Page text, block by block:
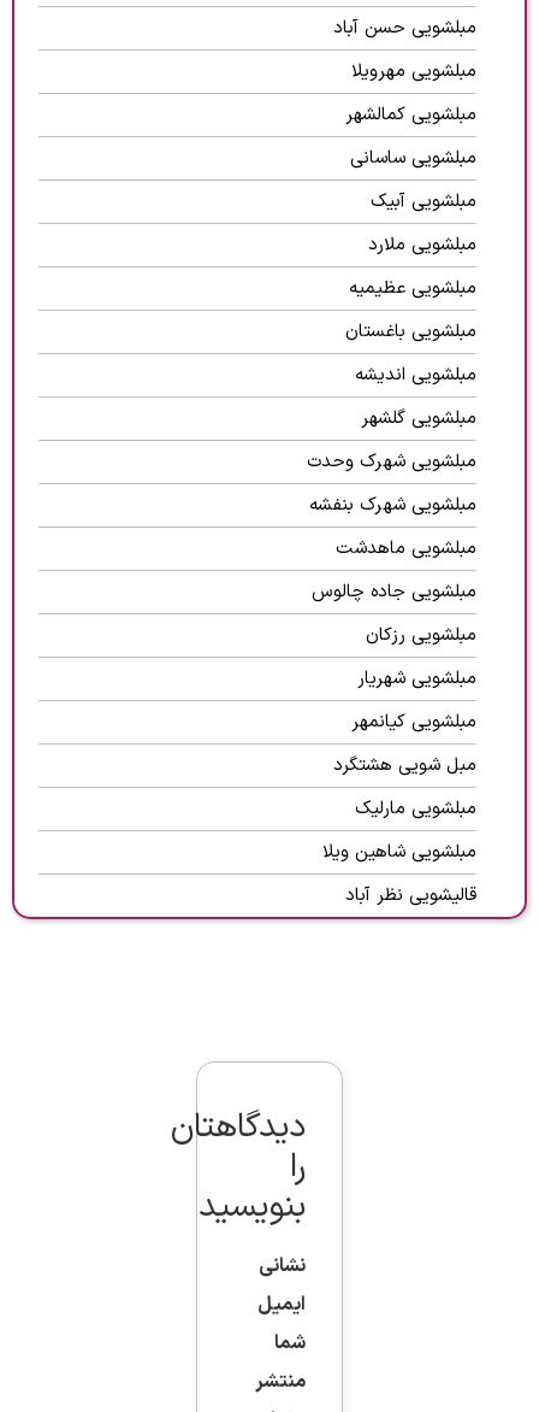
مبلشویی حسن آباد
مبلشویی مهرویلا
مبلشویی کمالشهر
مبلشویی ساسانی
مبلشویی آبیک
مبلشویی ملارد
مبلشویی عظیمیه
مبلشویی باغستان
مبلشویی اندیشه
مبلشویی گلشهر
مبلشویی شهرک وحدت
مبلشویی شهرک بنفشه
مبلشویی ماهدشت
مبلشویی جاده چالوس
مبلشویی رزکان
مبلشویی شهریار
مبلشویی کیانمهر
مبل شویی هشتگرد
مبلشویی مارلیک
مبلشویی شاهین ویلا
قالیشویی نظر آباد
دیدگاهتان
را
بنویسید
نشانی
ایمیل
شما
منتشر